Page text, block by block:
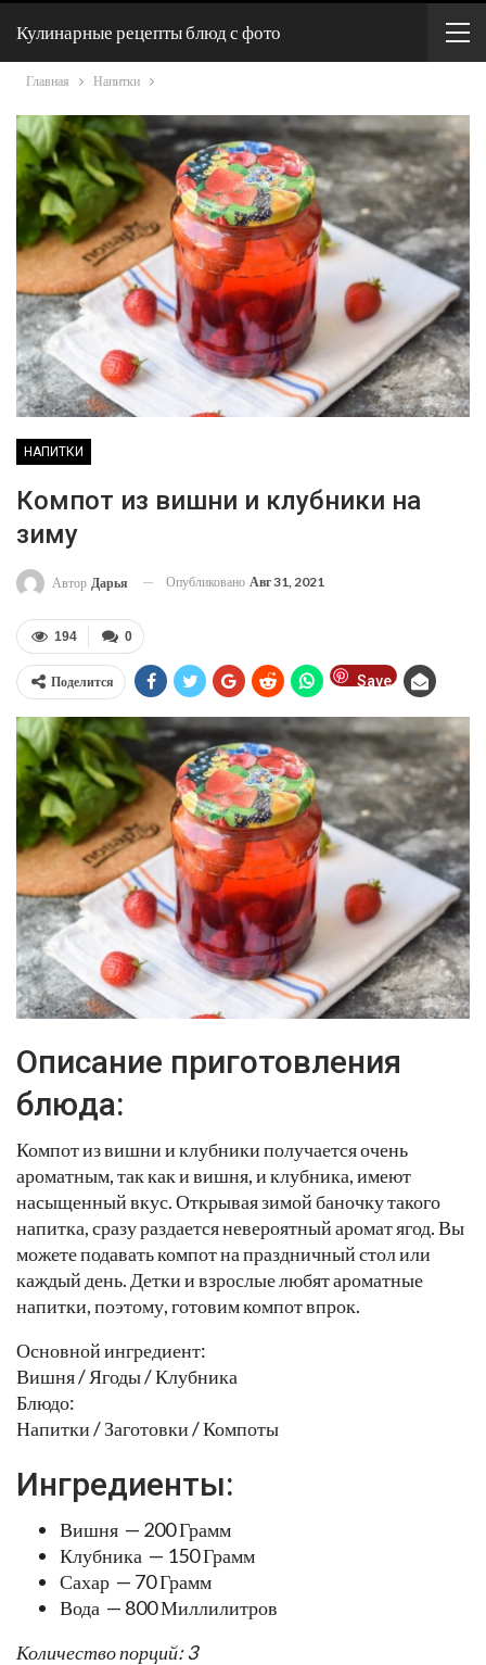
Кулинарные рецепты блюд с фото
Главная Напитки
НАПИТКИ
Компот из вишни и клубники на
зиму
Автор Дарья Опубликовано Авг 31, 2021
0
194
Поделится Save
Описание приготовления
блюда:
Компот из вишни и клубники получается очень
ароматным, так как и вишня, и клубника, имеют
насыщенный вкус. Открывая зимой баночку такого
напитка, сразу раздается невероятный аромат ягод. Вы
можете подавать компот на праздничный стол или
каждый день. Детки и взрослые любят ароматные
напитки, поэтому, готовим компот впрок.
Основной ингредиент:
Вишня / Ягоды / Клубника
Блюдо:
Напитки / Заготовки / Компоты
Ингредиенты:
Вишня — 200 Грамм
Клубника — 150 Грамм
Сахар — 70 Грамм
Вода — 800 Миллилитров
Количество порций: 3